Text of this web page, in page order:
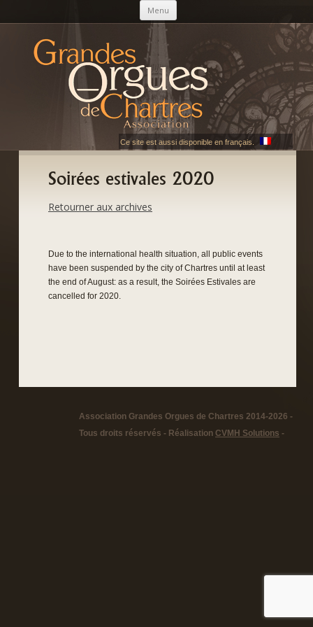
Menu Skip to content
AGOC
Les Grandes Orgues de Chartres
Ce site est aussi disponible en français.
Soirées estivales 2020
Retourner aux archives
Due to the international health situation, all public events
have been suspended by the city of Chartres until at least
the end of August: as a result, the Soirées Estivales are
cancelled for 2020.
Association Grandes Orgues de Chartres 2014-2026 -
Tous droits réservés - Réalisation CVMH Solutions -